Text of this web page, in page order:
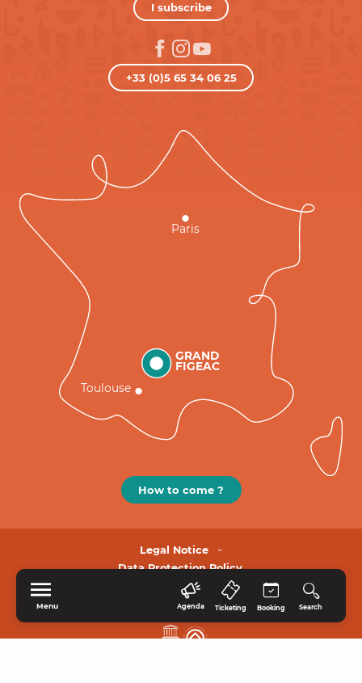
Menu Agenda Ticketing Booking Search
I subscribe
+33 (0)5 65 34 06 25
GRAND
FIGEAC
Toulouse
Paris
How to come ?
Legal Notice
Data Protection Policy.